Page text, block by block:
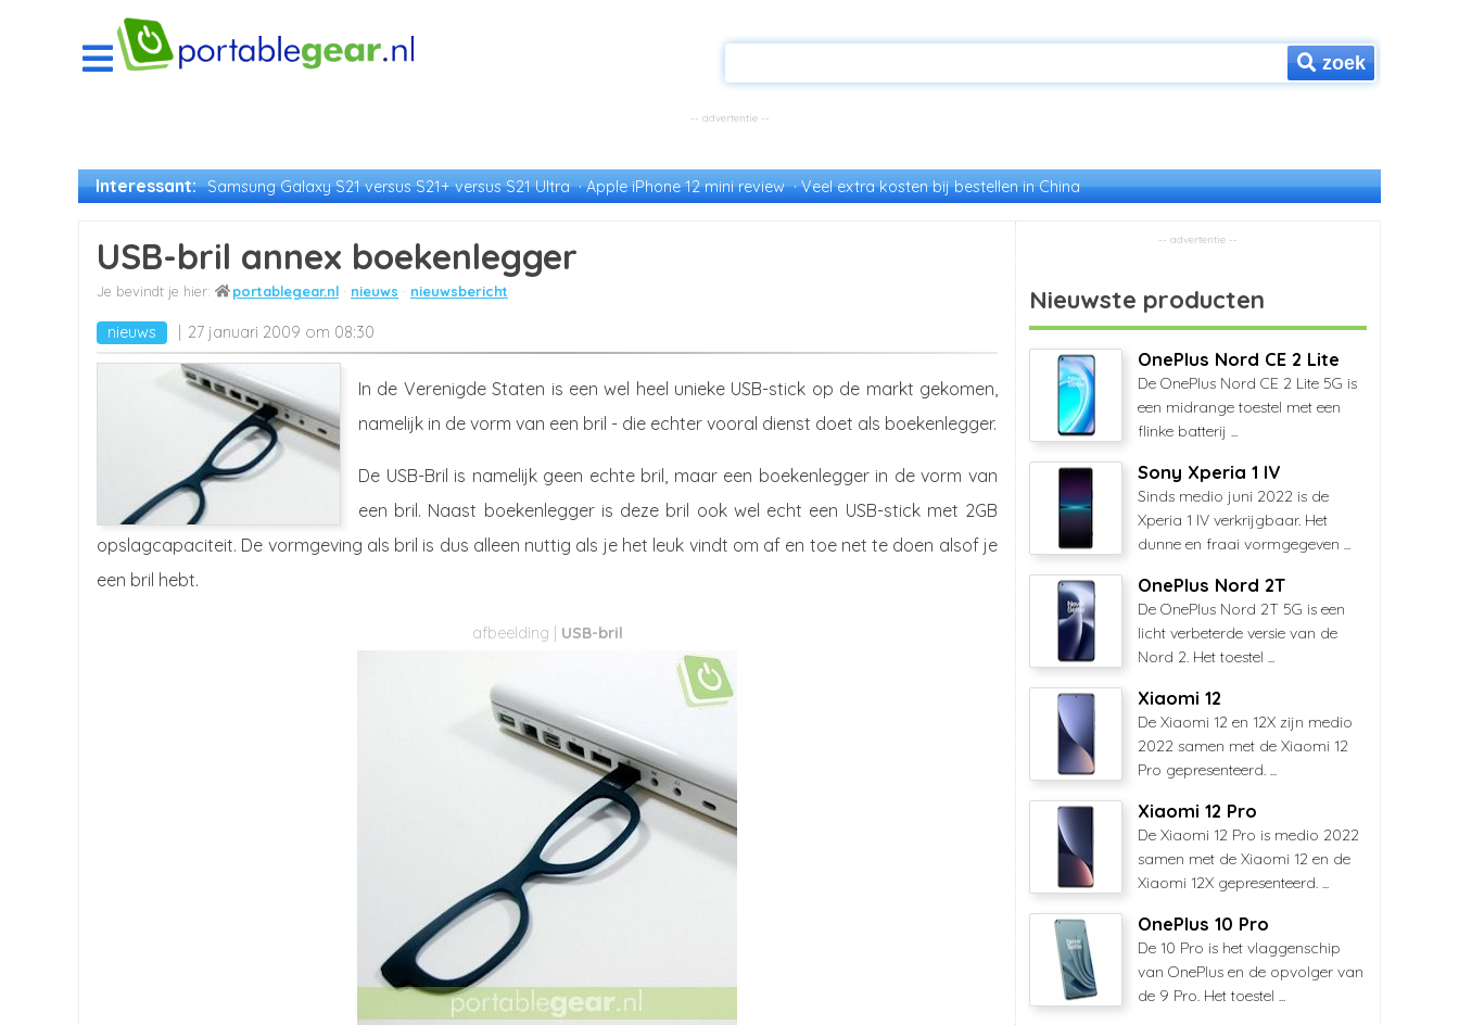
zoek
Interessant: Samsung Galaxy S21 versus S21+ versus S21 Ultra Apple iPhone 12 mini review Veel extra kosten bij bestellen in China
USB-bril annex boekenlegger
portablegear.nl nieuws nieuwsbericht
nieuws 27 januari 2009 om 08:30
In de Verenigde Staten is een wel heel unieke USB-stick op de markt gekomen,
namelijk in de vorm van een bril - die echter vooral dienst doet als boekenlegger.
De USB-Bril is namelijk geen echte bril, maar een boekenlegger in de vorm van
een bril. Naast boekenlegger is deze bril ook wel echt een USB-stick met 2GB
opslagcapaciteit. De vormgeving als bril is dus alleen nuttig als je het leuk vindt om af en toe net te doen alsof je
een bril hebt.
USB-bril
Nieuwste producten
OnePlus Nord CE 2 Lite
De OnePlus Nord CE 2 Lite 5G is
een midrange toestel met een
flinke batterij ...
Sony Xperia 1 IV
Sinds medio juni 2022 is de
Xperia 1 IV verkrijgbaar. Het
dunne en fraai vormgegeven ...
OnePlus Nord 2T
De OnePlus Nord 2T 5G is een
licht verbeterde versie van de
Nord 2. Het toestel ...
Xiaomi 12
De Xiaomi 12 en 12X zijn medio
2022 samen met de Xiaomi 12
Pro gepresenteerd. ...
Xiaomi 12 Pro
De Xiaomi 12 Pro is medio 2022
samen met de Xiaomi 12 en de
Xiaomi 12X gepresenteerd. ...
OnePlus 10 Pro
De 10 Pro is het vlaggenschip
van OnePlus en de opvolger van
de 9 Pro. Het toestel ...